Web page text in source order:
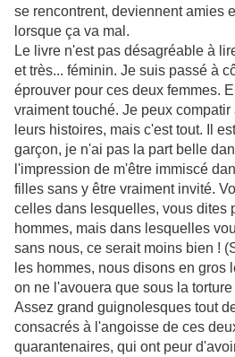
se rencontrent, deviennent amies
lorsque ça va mal.
Le livre n'est pas désagréable à
et très... féminin. Je suis passé à
éprouver pour ces deux femmes.
vraiment touché. Je peux
leurs histoires, mais c'est tout. Il
garçon, je n'ai pas la part belle
l'impression de m'être immiscé
filles sans y être vraiment invité.
celles dans lesquelles, vous dites
hommes, mais dans lesquelles
sans nous, ce serait moins bien !
les hommes, nous disons en gros
on ne l'avouera que sous la torture
Assez grand guignolesques tout
consacrés à l'angoisse de ces
quarantenaires, qui ont peur